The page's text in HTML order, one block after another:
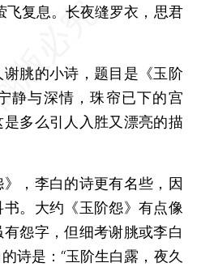
复息。长夜缝罗衣，思君
朓的小诗，题目是《玉阶
静与深情，珠帘已下的宫
多么引人入胜又漂亮的描
，李白的诗更有名些，因
。大约《玉阶怨》有点像
怨字，但细考谢朓或李白
诗是：“玉阶生白露，夜久